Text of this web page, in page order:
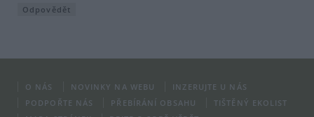
Odpovědět
O NÁS NOVINKY NA WEBU
INZERUJTE U NÁS
PODPOŘTE NÁS
PŘEBÍRÁNÍ OBSAHU
TIŠTĚNÝ EKOLIST